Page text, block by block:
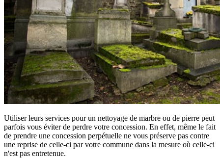
Utiliser leurs services pour un nettoyage de marbre ou de pierre peut
parfois vous éviter de perdre votre concession. En effet, même le fait
de prendre une concession perpétuelle ne vous préserve pas contre
une reprise de celle-ci par votre commune dans la mesure où celle-ci
n'est pas entretenue.